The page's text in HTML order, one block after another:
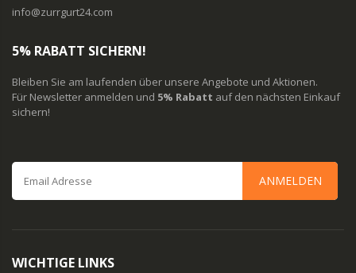
info@zurrgurt24.com
5% RABATT SICHERN!
Bleiben Sie am laufenden über unsere Angebote und Aktionen.
Für Newsletter anmelden und 5% Rabatt auf den nächsten Einkauf
sichern!
ANMELDEN
WICHTIGE LINKS